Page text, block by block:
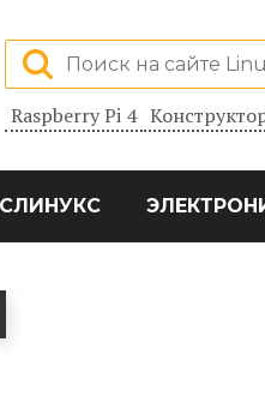
Raspberry Pi 4